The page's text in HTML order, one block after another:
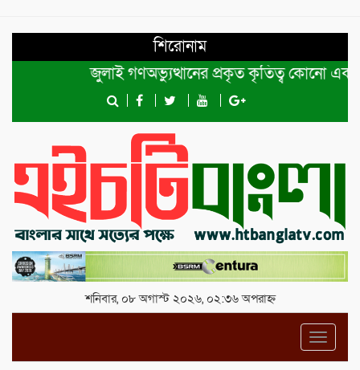
শিরোনাম
জুলাই গণঅভ্যুত্থানের প্রকৃত কৃতিত্ব কোনো একক
শনিবার, ০৮ অগাস্ট ২০২৬, ০২:৩৬ অপরাহ্ন